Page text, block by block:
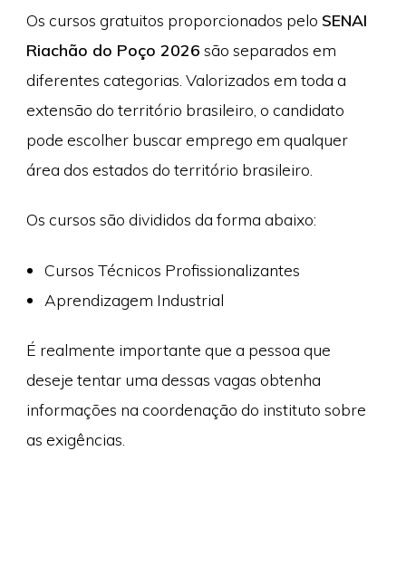
Os cursos gratuitos proporcionados pelo SENAI
Riachão do Poço 2026 são separados em
diferentes categorias. Valorizados em toda a
extensão do território brasileiro, o candidato
pode escolher buscar emprego em qualquer
área dos estados do território brasileiro.
Os cursos são divididos da forma abaixo:
Cursos Técnicos Profissionalizantes
Aprendizagem Industrial
É realmente importante que a pessoa que
deseje tentar uma dessas vagas obtenha
informações na coordenação do instituto sobre
as exigências.